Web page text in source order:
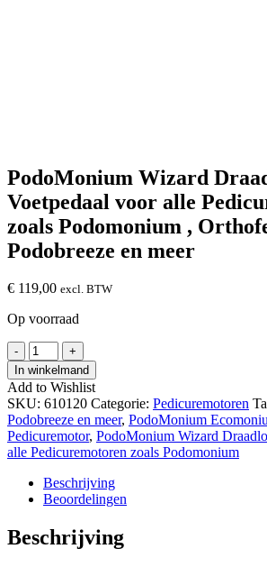
PodoMonium Wizard
Voetpedaal voor alle
zoals Podomonium ,
Podobreeze en meer
€ 119,00 excl. BTW
Op voorraad
-
PodoMonium
Wizard
Draadloos
Voetpedaal
voor
alle
Pedicuremotoren
zoals
Podomonium
,
Orthofex
Podobreeze
+
In winkelmand
Add to Wishlist
SKU: 610120 Categorie: Pedicuremotoren
Podobreeze en meer, PodoMonium
Pedicuremotor, PodoMonium Wizard
alle Pedicuremotoren zoals Podomonium
Beschrijving
Beoordelingen
Beschrijving